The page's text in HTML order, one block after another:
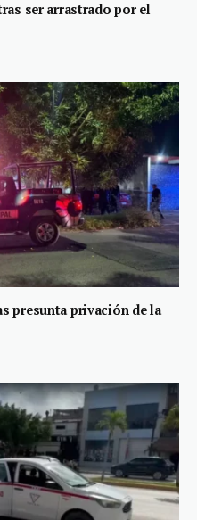
ser arrastrado por el
presunta privación de la